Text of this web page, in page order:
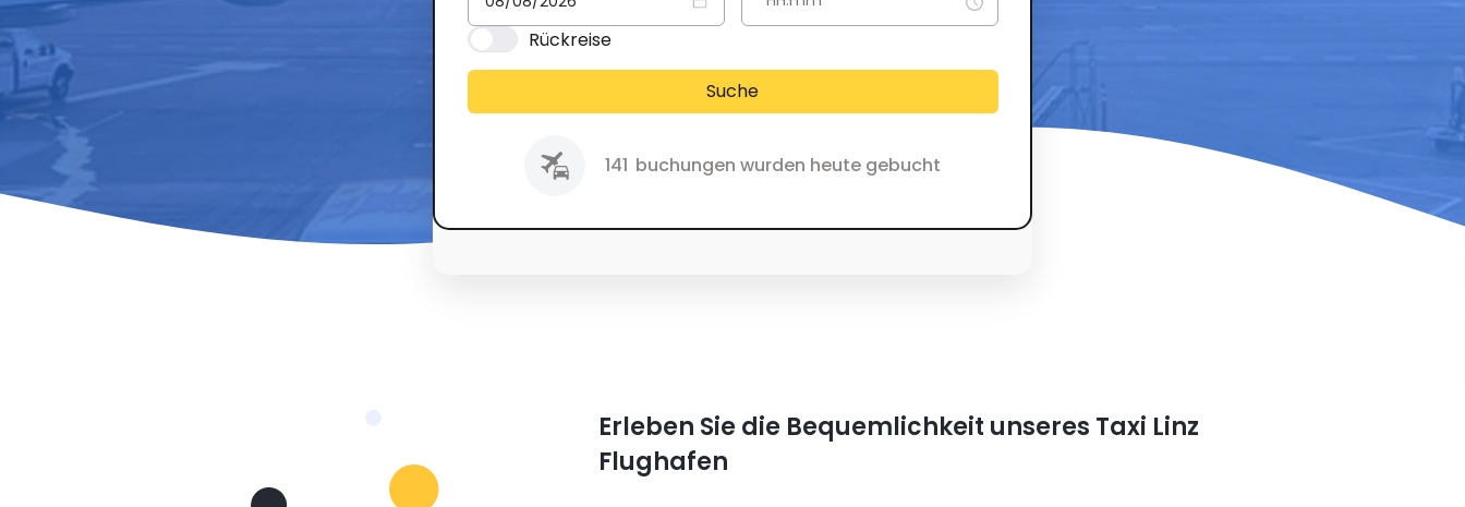
Rückreise
Suche
141 buchungen wurden heute gebucht
Erleben Sie die Bequemlichkeit unseres Taxi Linz
Flughafen